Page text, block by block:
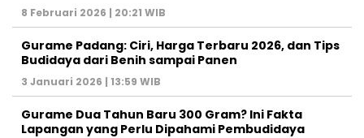
8 Februari 2026 | 20:21 WIB
Gurame Padang: Ciri, Harga Terbaru 2026, dan Tips
Budidaya dari Benih sampai Panen
3 Januari 2026 | 13:59 WIB
Gurame Dua Tahun Baru 300 Gram? Ini Fakta
Lapangan yang Perlu Dipahami Pembudidaya